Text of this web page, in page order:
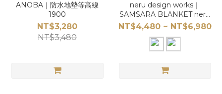
ANOBA｜防水地墊等高線
1900
NT$3,280
NT$3,480
neru design works｜
SAMSARA BLANKET neru
ver.
NT$4,480 ~ NT$6,980